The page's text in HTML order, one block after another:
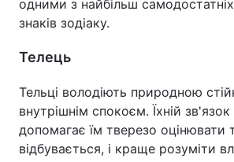
одними з найбільш
знаків зодіаку.
Телець
Тельці володіють природною
внутрішнім спокоєм. Їхній
допомагає їм тверезо оцінювати
відбувається, і краще розуміти